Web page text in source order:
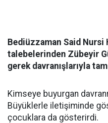
Bediüzzaman Said
talebelerinden Zübeyir
gerek davranışlarıyla
Kimseye buyurgan
Büyüklerle iletişiminde
çocuklara da gösterirdi.